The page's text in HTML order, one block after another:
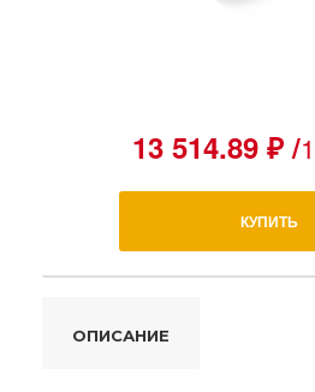
13 514.89 ₽ /
КУПИТЬ
ОПИСАНИЕ